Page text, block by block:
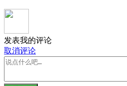
发表我的评论
取消评论